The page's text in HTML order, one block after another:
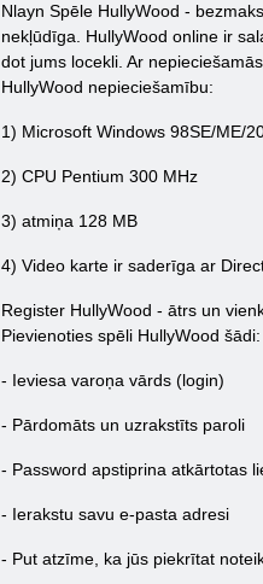
Nlayn Spēle HullyWood -
nekļūdīga. HullyWood online ir
dot jums locekli. Ar
HullyWood nepieciešamību:
1) Microsoft Windows 98SE/ME/
2) CPU Pentium 300 MHz
3) atmiņa 128 MB
4) Video karte ir saderīga ar
Register HullyWood - ātrs un
Pievienoties spēli HullyWood šādi:
- Ieviesa varoņa vārds (login)
- Pārdomāts un uzrakstīts paroli
- Password apstiprina atkārtotas
- Ierakstu savu e-pasta adresi
- Put atzīme, ka jūs piekrītat